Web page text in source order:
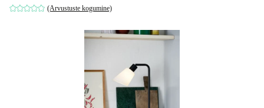
(Arvustuste kogumine)